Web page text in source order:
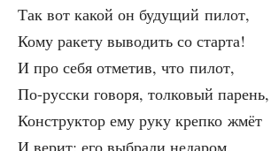
Так вот какой он буду­щий пилот,
Кому раке­ту выво­дить со старта!
И про себя отме­тив, что пилот,
По-рус­ски гово­ря, тол­ко­вый парень,
Кон­струк­тор ему руку креп­ко жмёт
И верит: его выбра­ли недаром.